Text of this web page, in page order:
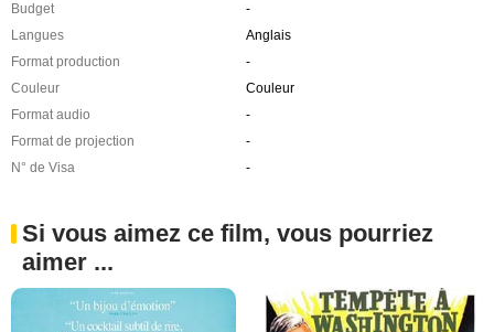
Budget
-
Langues
Anglais
Format production
-
Couleur
Couleur
Format audio
-
Format de projection
-
N° de Visa
-
Si vous aimez ce film, vous pourriez
aimer ...